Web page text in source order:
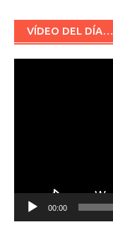
VÍDEO DEL DÍA…
00:00